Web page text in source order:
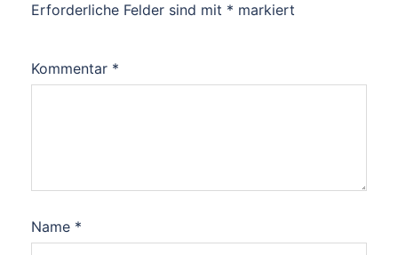
Erforderliche Felder sind mit * markiert
Kommentar *
Name *